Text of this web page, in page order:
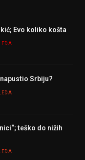
Evo koliko košta
Srbiju?
teško do nižih